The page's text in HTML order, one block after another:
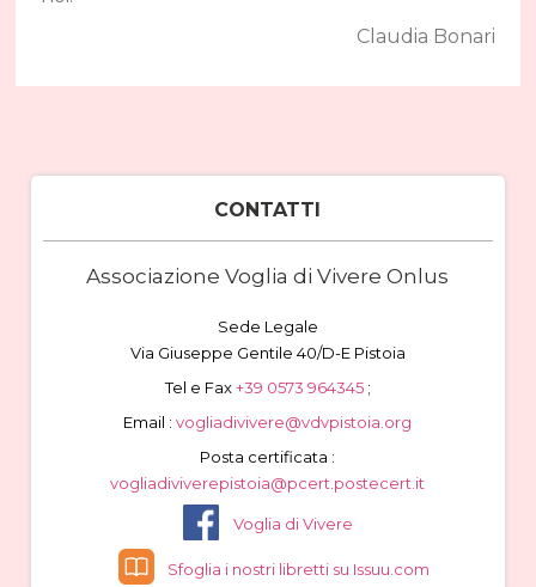
Claudia Bonari
CONTATTI
Associazione Voglia di Vivere Onlus
Sede Legale
Via Giuseppe Gentile 40/D-E Pistoia
Tel e Fax+39 0573 964345 ;
Email : vogliadivivere@vdvpistoia.org
Posta certificata :
vogliadiviverepistoia@pcert.postecert.it
Voglia di Vivere
Sfoglia i nostri libretti su Issuu.com